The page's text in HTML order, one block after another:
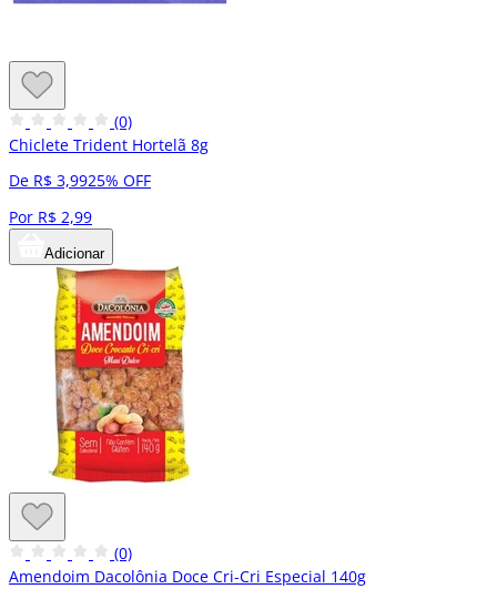
(0)
Chiclete Trident Hortelã 8g
De R$ 3,9925% OFF
Por R$ 2,99
Adicionar
(0)
Amendoim Dacolônia Doce Cri-Cri Especial 140g